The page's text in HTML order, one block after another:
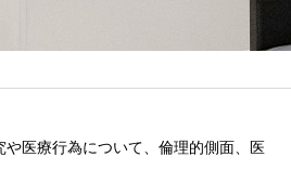
や医療行為について、倫理的側面、医